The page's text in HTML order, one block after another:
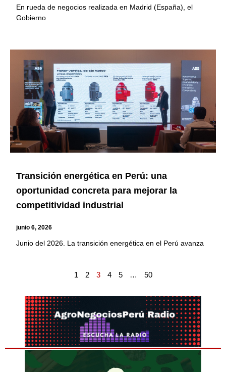
En rueda de negocios realizada en Madrid (España), el
Gobierno
Transición energética en Perú: una
oportunidad concreta para mejorar la
competitividad industrial
junio 6, 2026
Junio del 2026. La transición energética en el Perú avanza
1 2 3 4 5 … 50